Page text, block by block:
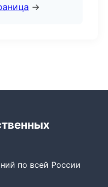
→
по всей России